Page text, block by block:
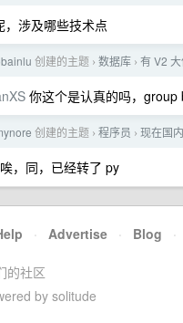
，涉及哪些技术点
创建的主题 › 数据库 › 有 V2
你这个是认真的吗，group
创建的主题 › 程序员 › 现在国
唉，同，已经转了 py
· Advertise · Blog ·
的社区
by solitude